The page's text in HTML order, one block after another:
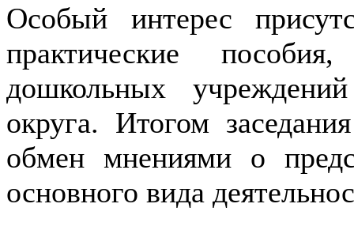
Особый интерес
практические
дошкольных учреждений
округа. Итогом
обмен мнениями о
основного вида